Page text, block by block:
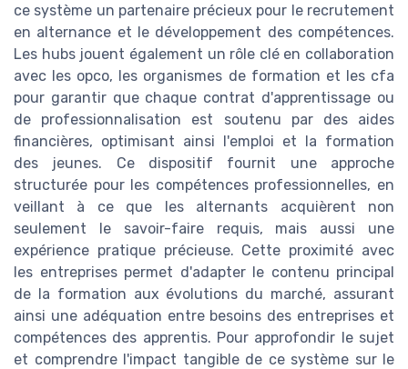
ce système un partenaire précieux pour le recrutement
en alternance et le développement des compétences.
Les hubs jouent également un rôle clé en collaboration
avec les opco, les organismes de formation et les cfa
pour garantir que chaque contrat d'apprentissage ou
de professionnalisation est soutenu par des aides
financières, optimisant ainsi l'emploi et la formation
des jeunes. Ce dispositif fournit une approche
structurée pour les compétences professionnelles, en
veillant à ce que les alternants acquièrent non
seulement le savoir-faire requis, mais aussi une
expérience pratique précieuse. Cette proximité avec
les entreprises permet d'adapter le contenu principal
de la formation aux évolutions du marché, assurant
ainsi une adéquation entre besoins des entreprises et
compétences des apprentis. Pour approfondir le sujet
et comprendre l'impact tangible de ce système sur le